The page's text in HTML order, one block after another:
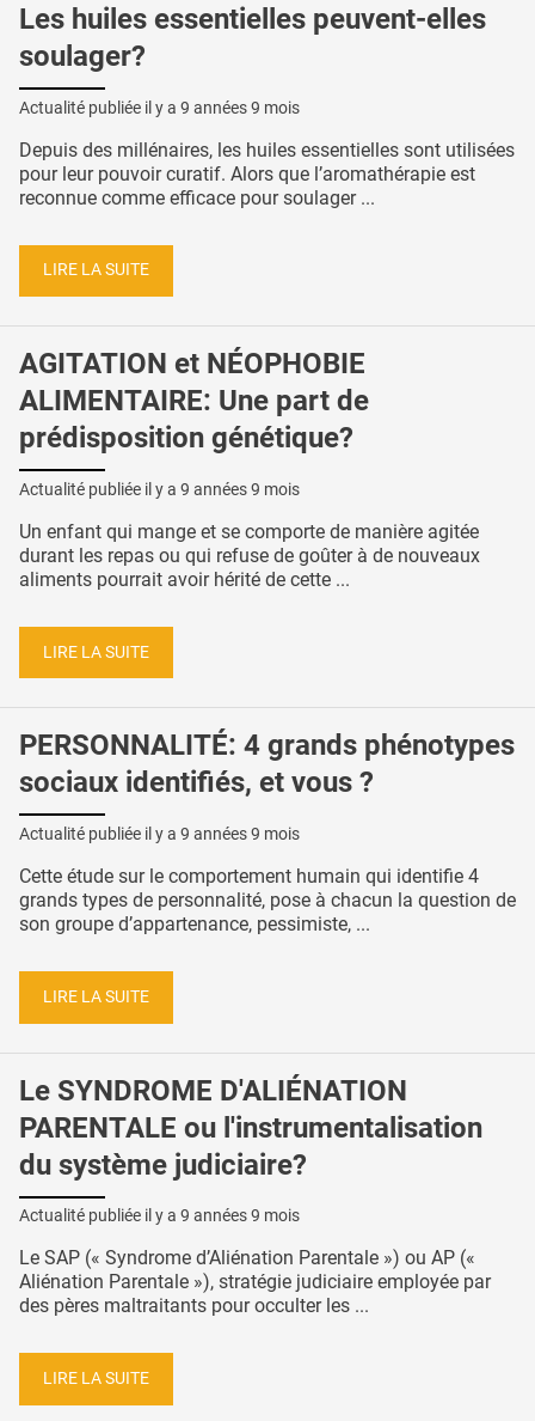
Les huiles essentielles peuvent-elles
soulager?
Actualité publiée il y a 9 années 9 mois
Depuis des millénaires, les huiles essentielles sont utilisées
pour leur pouvoir curatif. Alors que l’aromathérapie est
reconnue comme efficace pour soulager ...
LIRE LA SUITE
AGITATION et NÉOPHOBIE
ALIMENTAIRE: Une part de
prédisposition génétique?
Actualité publiée il y a 9 années 9 mois
Un enfant qui mange et se comporte de manière agitée
durant les repas ou qui refuse de goûter à de nouveaux
aliments pourrait avoir hérité de cette ...
LIRE LA SUITE
PERSONNALITÉ: 4 grands phénotypes
sociaux identifiés, et vous ?
Actualité publiée il y a 9 années 9 mois
Cette étude sur le comportement humain qui identifie 4
grands types de personnalité, pose à chacun la question de
son groupe d’appartenance, pessimiste, ...
LIRE LA SUITE
Le SYNDROME D'ALIÉNATION
PARENTALE ou l'instrumentalisation
du système judiciaire?
Actualité publiée il y a 9 années 9 mois
Le SAP (« Syndrome d’Aliénation Parentale ») ou AP («
Aliénation Parentale »), stratégie judiciaire employée par
des pères maltraitants pour occulter les ...
LIRE LA SUITE